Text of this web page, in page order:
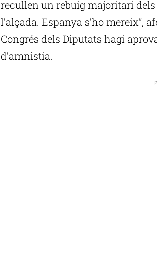
recullen un rebuig majoritari dels
l’alçada. Espanya s’ho mereix”,
Congrés dels Diputats hagi
d’amnistia.